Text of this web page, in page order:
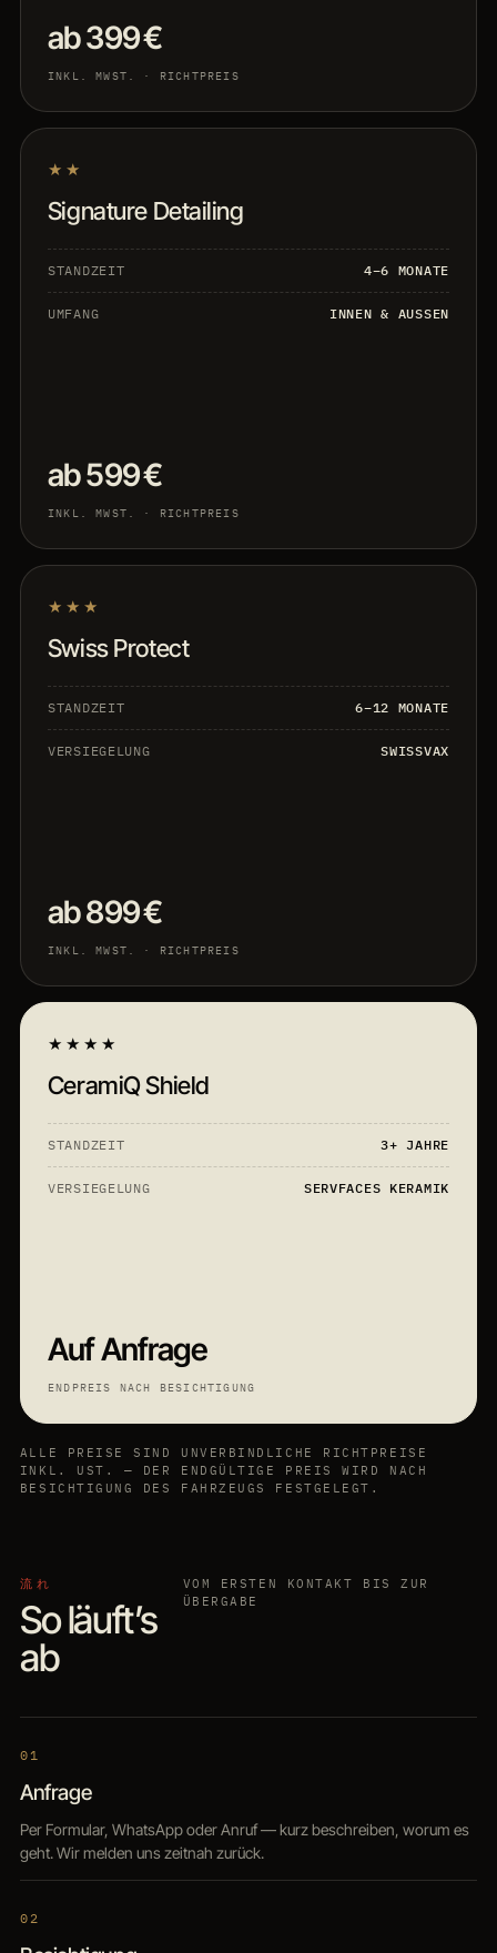
ab 399 €
INKL. MWST. · RICHTPREIS
★★
Signature Detailing
STANDZEIT 4–6 MONATE
UMFANG INNEN & AUSSEN
ab 599 €
INKL. MWST. · RICHTPREIS
★★★
Swiss Protect
STANDZEIT 6–12 MONATE
VERSIEGELUNG SWISSVAX
ab 899 €
INKL. MWST. · RICHTPREIS
★★★★
CeramiQ Shield
STANDZEIT 3+ JAHRE
VERSIEGELUNG SERVFACES KERAMIK
Auf Anfrage
ENDPREIS NACH BESICHTIGUNG
ALLE PREISE SIND UNVERBINDLICHE RICHTPREISE
INKL. UST. — DER ENDGÜLTIGE PREIS WIRD NACH
BESICHTIGUNG DES FAHRZEUGS FESTGELEGT.
流れ
So läuft’s
ab
VOM ERSTEN KONTAKT BIS ZUR
ÜBERGABE
01
Anfrage
Per Formular, WhatsApp oder Anruf — kurz beschreiben, worum es
geht. Wir melden uns zeitnah zurück.
02